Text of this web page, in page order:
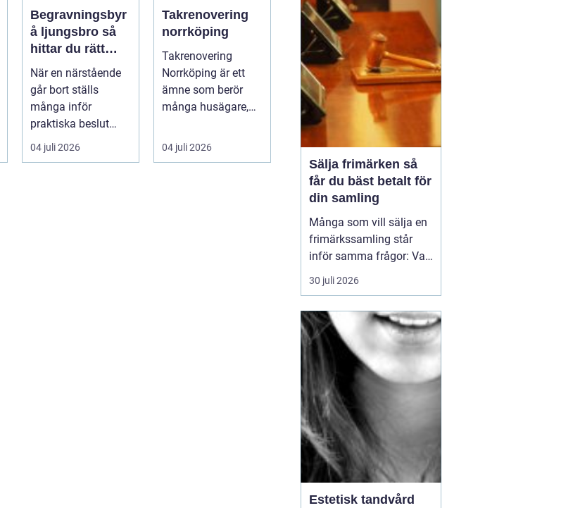
Begravningsbyr
å ljungsbro så
hittar du rätt
stöd i en svår tid
När en närstående
går bort ställs
många inför
praktiska beslut
mitt i sorgen. Frågor
om ceremoni, ju...
04 juli 2026
Takrenovering
norrköping
Takrenovering
Norrköping är ett
ämne som berör
många husägare,
gar och fastighets...
04 juli 2026
till ett proffs. I Huddinge
finns det många ...
Sälja frimärken så
får du bäst betalt för
din samling
Många som vill sälja en
frimärkssamling står
inför samma frågor: Vad
är samlingen värd? Var
vänder man sig? Och hur
för billigt? Oavsett om
samlingen är egen, ärvd
eller del av ett dödsbo
går det att skapa
ordning, få en rättvi...
30 juli 2026
Estetisk tandvård